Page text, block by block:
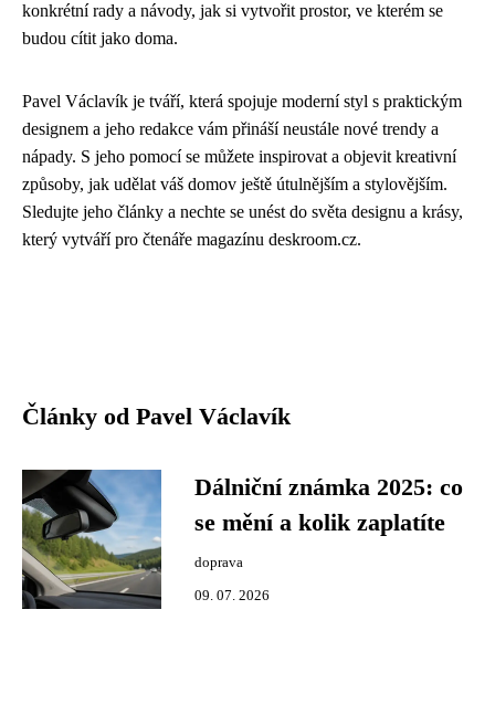
konkrétní rady a návody, jak si vytvořit prostor, ve kterém se
budou cítit jako doma.
Pavel Václavík je tváří, která spojuje moderní styl s praktickým
designem a jeho redakce vám přináší neustále nové trendy a
nápady. S jeho pomocí se můžete inspirovat a objevit kreativní
způsoby, jak udělat váš domov ještě útulnějším a stylovějším.
Sledujte jeho články a nechte se unést do světa designu a krásy,
který vytváří pro čtenáře magazínu deskroom.cz.
Články od Pavel Václavík
Dálniční známka 2025: co
se mění a kolik zaplatíte
doprava
09. 07. 2026